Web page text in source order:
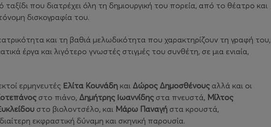
ταξίδι που διατρέχει όλη τη δημιουργική του πορεία, από το θέατρο και
δισκογραφία του.
και τη βαθιά μελωδικότητα που χαρακτηρίζουν τη γραφή του,
έργα και λιγότερο γνωστές στιγμές του συνθέτη, σε μια ενιαία,
ερμηνευτές Ελίτα Κουνάδη και Δώρος Δημοσθένους αλλά και οι
στο πιάνο, Δημήτρης Ιωαννίδης στα πνευστά, Μίλτος
στο βιολοντσέλο, και Μάρω Παναγή στα κρουστά,
εκφραστική δύναμη και σκηνική παρουσία.